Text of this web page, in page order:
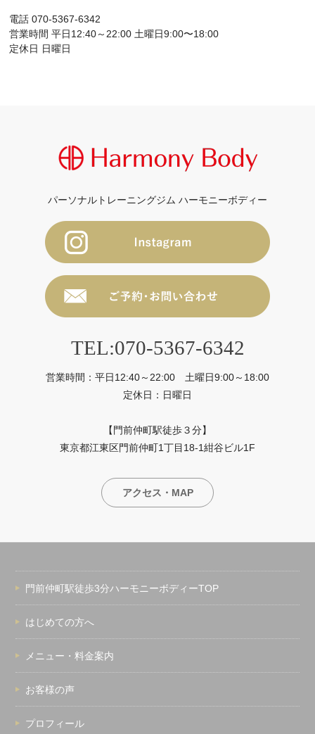
電話 070-5367-6342
営業時間 平日12:40～22:00 土曜日9:00〜18:00
定休日 日曜日
パーソナルトレーニングジム ハーモニーボディー
TEL:070-5367-6342
営業時間：平日12:40～22:00 土曜日9:00～18:00
定休日：日曜日
【門前仲町駅徒歩３分】
東京都江東区門前仲町1丁目18-1紺谷ビル1F
アクセス・MAP
門前仲町駅徒歩3分ハーモニーボディーTOP
はじめての方へ
メニュー・料金案内
お客様の声
プロフィール